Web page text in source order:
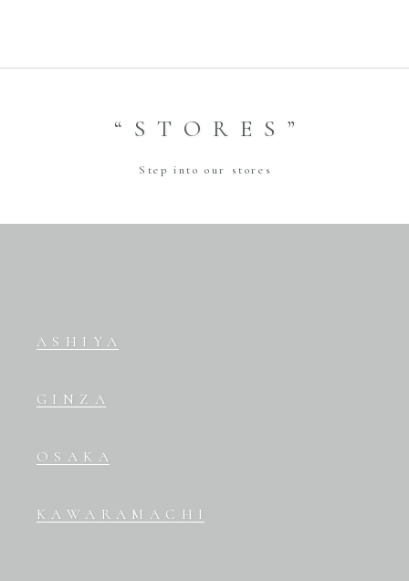
“STORES”
Step into our stores
ASHIYA
GINZA
OSAKA
KAWARAMACHI